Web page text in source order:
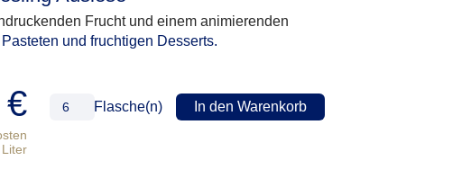
Frucht und einem animierenden
und fruchtigen Desserts.
€
Liter
Flasche(n) In den Warenkorb